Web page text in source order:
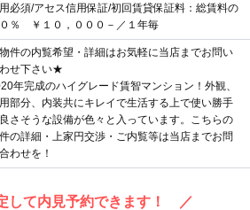
必須/アセス信用保証/初回賃貸保証料：総賃料の
０％ ￥１０，０００－／１年毎
件の内覧希望・詳細はお気軽に当店までお問い
せ下さい★
年完成のハイグレード賃智マンション！外観、
部分、内装共にキレイで生活する上で使い勝手
さそうな設備が色々と入っています。こちらの
の詳細・上家円交渉・ご内覧等は当店までお問
わせを！
して内見予約できます！ ／